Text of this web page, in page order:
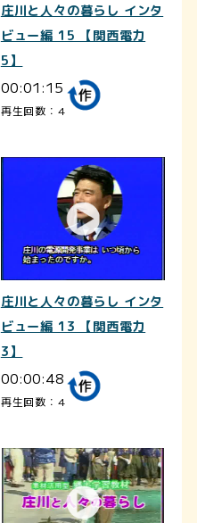
庄川と人々の暮らし インタ
ビュー編 15 【関西電力
5】
00:01:15
再生回数：4
庄川と人々の暮らし インタ
ビュー編 13 【関西電力
3】
00:00:48
再生回数：4